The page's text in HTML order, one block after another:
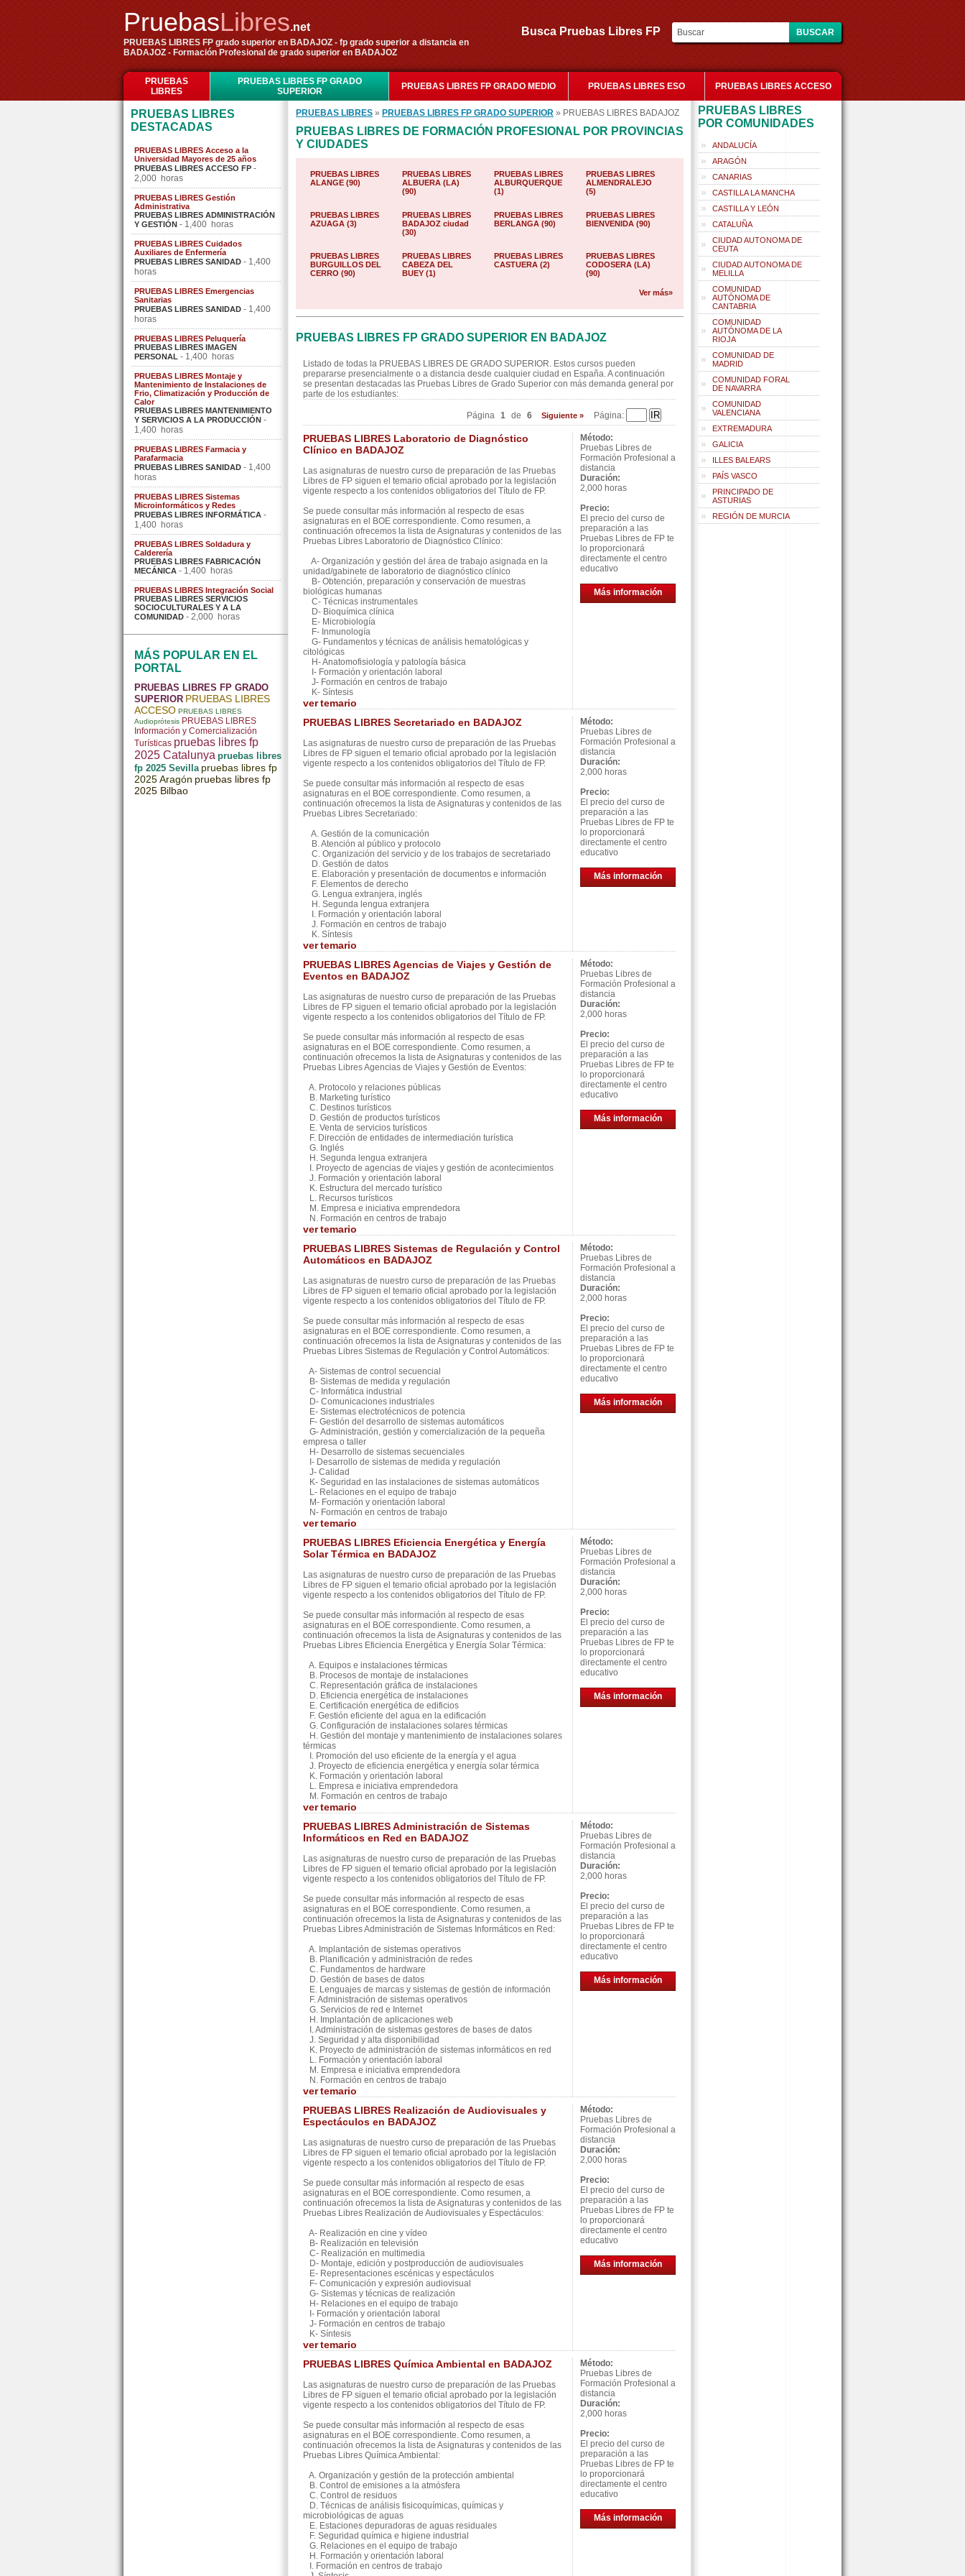
PruebasLibres.net
PRUEBAS LIBRES FP grado superior en BADAJOZ - fp grado superior a distancia en
BADAJOZ - Formación Profesional de grado superior en BADAJOZ
Busca Pruebas Libres FP
PRUEBAS
LIBRES
PRUEBAS LIBRES FP GRADO
SUPERIOR
PRUEBAS LIBRES FP GRADO MEDIO PRUEBAS LIBRES ESO PRUEBAS LIBRES ACCESO
PRUEBAS LIBRES
DESTACADAS
PRUEBAS LIBRES Acceso a la
Universidad Mayores de 25 años
PRUEBAS LIBRES ACCESO FP -
2,000 horas
PRUEBAS LIBRES Gestión
Administrativa
PRUEBAS LIBRES ADMINISTRACIÓN
Y GESTIÓN - 1,400 horas
PRUEBAS LIBRES Cuidados
Auxiliares de Enfermería
PRUEBAS LIBRES SANIDAD - 1,400
horas
PRUEBAS LIBRES Emergencias
Sanitarias
PRUEBAS LIBRES SANIDAD - 1,400
horas
PRUEBAS LIBRES Peluquería
PRUEBAS LIBRES IMAGEN
PERSONAL - 1,400 horas
PRUEBAS LIBRES Montaje y
Mantenimiento de Instalaciones de
Frio, Climatización y Producción de
Calor
PRUEBAS LIBRES MANTENIMIENTO
Y SERVICIOS A LA PRODUCCIÓN -
1,400 horas
PRUEBAS LIBRES Farmacia y
Parafarmacia
PRUEBAS LIBRES SANIDAD - 1,400
horas
PRUEBAS LIBRES Sistemas
Microinformáticos y Redes
PRUEBAS LIBRES INFORMÁTICA -
1,400 horas
PRUEBAS LIBRES Soldadura y
Calderería
PRUEBAS LIBRES FABRICACIÓN
MECÁNICA - 1,400 horas
PRUEBAS LIBRES Integración Social
PRUEBAS LIBRES SERVICIOS
SOCIOCULTURALES Y A LA
COMUNIDAD - 2,000 horas
MÁS POPULAR EN EL
PORTAL
PRUEBAS LIBRES FP GRADO
SUPERIOR PRUEBAS LIBRES
ACCESO PRUEBAS LIBRES
Audioprótesis PRUEBAS LIBRES
Información y Comercialización
Turísticas pruebas libres fp
2025 Catalunya pruebas libres
fp 2025 Sevilla pruebas libres fp
2025 Aragón pruebas libres fp
2025 Bilbao
PRUEBAS LIBRES » PRUEBAS LIBRES FP GRADO SUPERIOR » PRUEBAS LIBRES BADAJOZ
PRUEBAS LIBRES DE FORMACIÓN PROFESIONAL POR PROVINCIAS
Y CIUDADES
PRUEBAS LIBRES
ALANGE (90)
PRUEBAS LIBRES
ALBUERA (LA)
(90)
PRUEBAS LIBRES
ALBURQUERQUE
(1)
PRUEBAS LIBRES
ALMENDRALEJO
(5)
PRUEBAS LIBRES
AZUAGA (3)
PRUEBAS LIBRES
BADAJOZ ciudad
(30)
PRUEBAS LIBRES
BERLANGA (90)
PRUEBAS LIBRES
BIENVENIDA (90)
PRUEBAS LIBRES
BURGUILLOS DEL
CERRO (90)
PRUEBAS LIBRES
CABEZA DEL
BUEY (1)
PRUEBAS LIBRES
CASTUERA (2)
PRUEBAS LIBRES
CODOSERA (LA)
(90)
Ver más»
PRUEBAS LIBRES FP GRADO SUPERIOR EN BADAJOZ
Listado de todas la PRUEBAS LIBRES DE GRADO SUPERIOR. Estos cursos pueden
prepararse presencialmente o a distancia desde cualquier ciudad en España. A continuación
se presentan destacadas las Pruebas Libres de Grado Superior con más demanda general por
parte de los estudiantes:
Página 1 de 6 Siguiente » Página:
PRUEBAS LIBRES Laboratorio de Diagnóstico
Clínico en BADAJOZ
Las asignaturas de nuestro curso de preparación de las Pruebas
Libres de FP siguen el temario oficial aprobado por la legislación
vigente respecto a los contenidos obligatorios del Título de FP.
Se puede consultar más información al respecto de esas
asignaturas en el BOE correspondiente. Como resumen, a
continuación ofrecemos la lista de Asignaturas y contenidos de las
Pruebas Libres Laboratorio de Diagnóstico Clínico:
A- Organización y gestión del área de trabajo asignada en la
unidad/gabinete de laboratorio de diagnóstico clínico
B- Obtención, preparación y conservación de muestras
biológicas humanas
C- Técnicas instrumentales
D- Bioquímica clínica
E- Microbiología
F- Inmunología
G- Fundamentos y técnicas de análisis hematológicas y
citológicas
H- Anatomofisiología y patología básica
I- Formación y orientación laboral
J- Formación en centros de trabajo
K- Síntesis
vertemario
Método:
Pruebas Libres de
Formación Profesional a
distancia
Duración:
2,000 horas
Precio:
El precio del curso de
preparación a las
Pruebas Libres de FP te
lo proporcionará
directamente el centro
educativo
Más información
PRUEBAS LIBRES Secretariado en BADAJOZ
Las asignaturas de nuestro curso de preparación de las Pruebas
Libres de FP siguen el temario oficial aprobado por la legislación
vigente respecto a los contenidos obligatorios del Título de FP.
Se puede consultar más información al respecto de esas
asignaturas en el BOE correspondiente. Como resumen, a
continuación ofrecemos la lista de Asignaturas y contenidos de las
Pruebas Libres Secretariado:
A. Gestión de la comunicación
B. Atención al público y protocolo
C. Organización del servicio y de los trabajos de secretariado
D. Gestión de datos
E. Elaboración y presentación de documentos e información
F. Elementos de derecho
G. Lengua extranjera, inglés
H. Segunda lengua extranjera
I. Formación y orientación laboral
J. Formación en centros de trabajo
K. Síntesis
vertemario
Método:
Pruebas Libres de
Formación Profesional a
distancia
Duración:
2,000 horas
Precio:
El precio del curso de
preparación a las
Pruebas Libres de FP te
lo proporcionará
directamente el centro
educativo
Más información
PRUEBAS LIBRES Agencias de Viajes y Gestión de
Eventos en BADAJOZ
Las asignaturas de nuestro curso de preparación de las Pruebas
Libres de FP siguen el temario oficial aprobado por la legislación
vigente respecto a los contenidos obligatorios del Título de FP.
Se puede consultar más información al respecto de esas
asignaturas en el BOE correspondiente. Como resumen, a
continuación ofrecemos la lista de Asignaturas y contenidos de las
Pruebas Libres Agencias de Viajes y Gestión de Eventos:
A. Protocolo y relaciones públicas
B. Marketing turístico
C. Destinos turísticos
D. Gestión de productos turísticos
E. Venta de servicios turísticos
F. Dirección de entidades de intermediación turística
G. Inglés
H. Segunda lengua extranjera
I. Proyecto de agencias de viajes y gestión de acontecimientos
J. Formación y orientación laboral
K. Estructura del mercado turístico
L. Recursos turísticos
M. Empresa e iniciativa emprendedora
N. Formación en centros de trabajo
vertemario
Método:
Pruebas Libres de
Formación Profesional a
distancia
Duración:
2,000 horas
Precio:
El precio del curso de
preparación a las
Pruebas Libres de FP te
lo proporcionará
directamente el centro
educativo
Más información
PRUEBAS LIBRES Sistemas de Regulación y Control
Automáticos en BADAJOZ
Las asignaturas de nuestro curso de preparación de las Pruebas
Libres de FP siguen el temario oficial aprobado por la legislación
vigente respecto a los contenidos obligatorios del Título de FP.
Se puede consultar más información al respecto de esas
asignaturas en el BOE correspondiente. Como resumen, a
continuación ofrecemos la lista de Asignaturas y contenidos de las
Pruebas Libres Sistemas de Regulación y Control Automáticos:
A- Sistemas de control secuencial
B- Sistemas de medida y regulación
C- Informática industrial
D- Comunicaciones industriales
E- Sistemas electrotécnicos de potencia
F- Gestión del desarrollo de sistemas automáticos
G- Administración, gestión y comercialización de la pequeña
empresa o taller
H- Desarrollo de sistemas secuenciales
I- Desarrollo de sistemas de medida y regulación
J- Calidad
K- Seguridad en las instalaciones de sistemas automáticos
L- Relaciones en el equipo de trabajo
M- Formación y orientación laboral
N- Formación en centros de trabajo
vertemario
Método:
Pruebas Libres de
Formación Profesional a
distancia
Duración:
2,000 horas
Precio:
El precio del curso de
preparación a las
Pruebas Libres de FP te
lo proporcionará
directamente el centro
educativo
Más información
PRUEBAS LIBRES Eficiencia Energética y Energía
Solar Térmica en BADAJOZ
Las asignaturas de nuestro curso de preparación de las Pruebas
Libres de FP siguen el temario oficial aprobado por la legislación
vigente respecto a los contenidos obligatorios del Título de FP.
Se puede consultar más información al respecto de esas
asignaturas en el BOE correspondiente. Como resumen, a
continuación ofrecemos la lista de Asignaturas y contenidos de las
Pruebas Libres Eficiencia Energética y Energía Solar Térmica:
A. Equipos e instalaciones térmicas
B. Procesos de montaje de instalaciones
C. Representación gráfica de instalaciones
D. Eficiencia energética de instalaciones
E. Certificación energética de edificios
F. Gestión eficiente del agua en la edificación
G. Configuración de instalaciones solares térmicas
H. Gestión del montaje y mantenimiento de instalaciones solares
térmicas
I. Promoción del uso eficiente de la energía y el agua
J. Proyecto de eficiencia energética y energía solar térmica
K. Formación y orientación laboral
L. Empresa e iniciativa emprendedora
M. Formación en centros de trabajo
vertemario
Método:
Pruebas Libres de
Formación Profesional a
distancia
Duración:
2,000 horas
Precio:
El precio del curso de
preparación a las
Pruebas Libres de FP te
lo proporcionará
directamente el centro
educativo
Más información
PRUEBAS LIBRES Administración de Sistemas
Informáticos en Red en BADAJOZ
Las asignaturas de nuestro curso de preparación de las Pruebas
Libres de FP siguen el temario oficial aprobado por la legislación
vigente respecto a los contenidos obligatorios del Título de FP.
Se puede consultar más información al respecto de esas
asignaturas en el BOE correspondiente. Como resumen, a
continuación ofrecemos la lista de Asignaturas y contenidos de las
Pruebas Libres Administración de Sistemas Informáticos en Red:
A. Implantación de sistemas operativos
B. Planificación y administración de redes
C. Fundamentos de hardware
D. Gestión de bases de datos
E. Lenguajes de marcas y sistemas de gestión de información
F. Administración de sistemas operativos
G. Servicios de red e Internet
H. Implantación de aplicaciones web
I. Administración de sistemas gestores de bases de datos
J. Seguridad y alta disponibilidad
K. Proyecto de administración de sistemas informáticos en red
L. Formación y orientación laboral
M. Empresa e iniciativa emprendedora
N. Formación en centros de trabajo
vertemario
Método:
Pruebas Libres de
Formación Profesional a
distancia
Duración:
2,000 horas
Precio:
El precio del curso de
preparación a las
Pruebas Libres de FP te
lo proporcionará
directamente el centro
educativo
Más información
PRUEBAS LIBRES Realización de Audiovisuales y
Espectáculos en BADAJOZ
Las asignaturas de nuestro curso de preparación de las Pruebas
Libres de FP siguen el temario oficial aprobado por la legislación
vigente respecto a los contenidos obligatorios del Título de FP.
Se puede consultar más información al respecto de esas
asignaturas en el BOE correspondiente. Como resumen, a
continuación ofrecemos la lista de Asignaturas y contenidos de las
Pruebas Libres Realización de Audiovisuales y Espectáculos:
A- Realización en cine y vídeo
B- Realización en televisión
C- Realización en multimedia
D- Montaje, edición y postproducción de audiovisuales
E- Representaciones escénicas y espectáculos
F- Comunicación y expresión audiovisual
G- Sistemas y técnicas de realización
H- Relaciones en el equipo de trabajo
I- Formación y orientación laboral
J- Formación en centros de trabajo
K- Síntesis
vertemario
Método:
Pruebas Libres de
Formación Profesional a
distancia
Duración:
2,000 horas
Precio:
El precio del curso de
preparación a las
Pruebas Libres de FP te
lo proporcionará
directamente el centro
educativo
Más información
PRUEBAS LIBRES Química Ambiental en BADAJOZ
Las asignaturas de nuestro curso de preparación de las Pruebas
Libres de FP siguen el temario oficial aprobado por la legislación
vigente respecto a los contenidos obligatorios del Título de FP.
Se puede consultar más información al respecto de esas
asignaturas en el BOE correspondiente. Como resumen, a
continuación ofrecemos la lista de Asignaturas y contenidos de las
Pruebas Libres Química Ambiental:
A. Organización y gestión de la protección ambiental
B. Control de emisiones a la atmósfera
C. Control de residuos
D. Técnicas de análisis fisicoquímicas, químicas y
microbiológicas de aguas
E. Estaciones depuradoras de aguas residuales
F. Seguridad química e higiene industrial
G. Relaciones en el equipo de trabajo
H. Formación y orientación laboral
I. Formación en centros de trabajo
Método:
Pruebas Libres de
Formación Profesional a
distancia
Duración:
2,000 horas
Precio:
El precio del curso de
preparación a las
Pruebas Libres de FP te
lo proporcionará
directamente el centro
educativo
Más información
PRUEBAS LIBRES
POR COMUNIDADES
ANDALUCÍA
ARAGÓN
CANARIAS
CASTILLA LA MANCHA
CASTILLA Y LEÓN
CATALUÑA
CIUDAD AUTONOMA DE
CEUTA
CIUDAD AUTONOMA DE
MELILLA
COMUNIDAD
AUTÓNOMA DE
CANTABRIA
COMUNIDAD
AUTÓNOMA DE LA
RIOJA
COMUNIDAD DE
MADRID
COMUNIDAD FORAL
DE NAVARRA
COMUNIDAD
VALENCIANA
EXTREMADURA
GALICIA
ILLES BALEARS
PAÍS VASCO
PRINCIPADO DE
ASTURIAS
REGIÓN DE MURCIA